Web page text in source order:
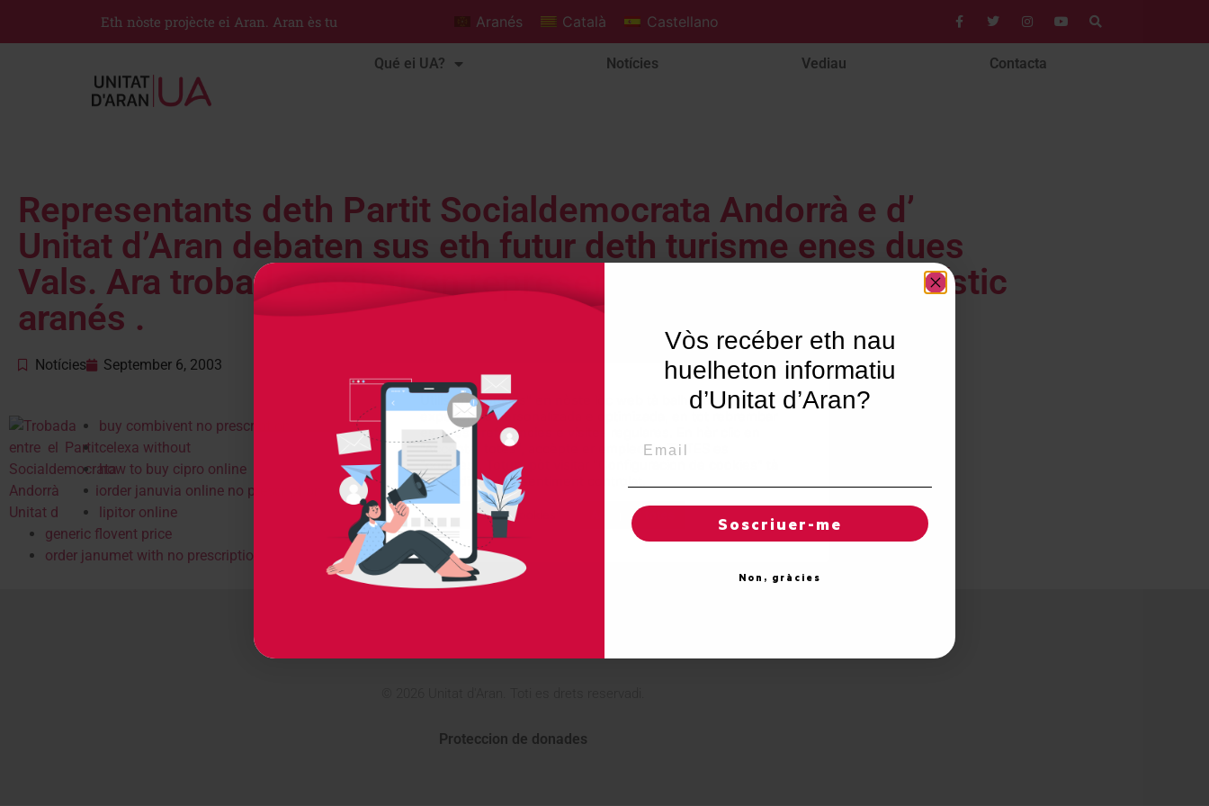
Eth nòste projècte ei Aran. Aran ès tu Aranés Català Castellano
Qué ei UA? Notícies Vediau Contacta
Representants deth Partit Socialdemocrata Andorrà e d’
Unitat d’Aran debaten sus eth futur deth turisme enes dues
Vals. Ara trobada assistiren representants deth sector turístic
aranés .
Notícies September 6, 2003
buy combivent no prescription
celexa without
how to buy cipro online
order januvia online no prescription
lipitor online
generic flovent price
order janumet with no prescription
Proteccion de donades
Utilisam "cookies" en nòste lòc web tà balhar ar usuari ua
experiéncia personalizada e optimizada, en tot rebrembar
es sues preferéncies e visites regulares. En hèr clic en
"Acceptar totes", accèpte er emplec de TOTES es
"cookies". Totun, pòt visitar "Configuracion de cookies" tà
concedir un consentiment controlat.
Reglatges de "cookies" Acceptar totes
Vòs recéber eth nau
huelheton informatiu
d’Unitat d’Aran?
Soscriuer-me
Non, gràcies